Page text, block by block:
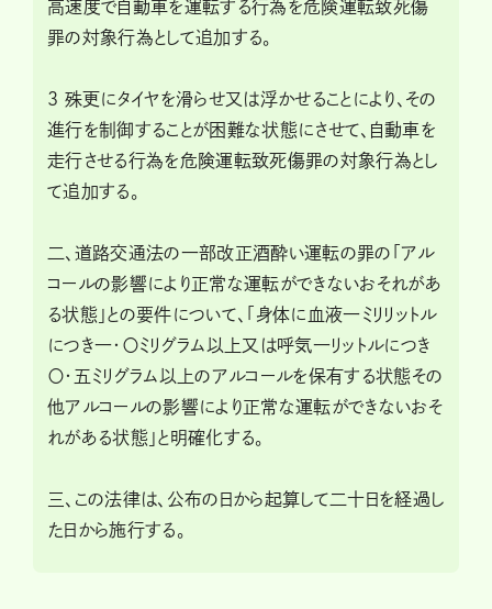
高速度で自動車を運転する行為を危険運転致死傷
罪の対象行為として追加する。
３ 殊更にタイヤを滑らせ又は浮かせることにより、その
進行を制御することが困難な状態にさせて、自動車を
走行させる行為を危険運転致死傷罪の対象行為とし
て追加する。
二、道路交通法の一部改正酒酔い運転の罪の「アル
コールの影響により正常な運転ができないおそれがあ
る状態」との要件について、「身体に血液一ミリリットル
につき一・〇ミリグラム以上又は呼気一リットルにつき
〇・五ミリグラム以上のアルコールを保有する状態その
他アルコールの影響により正常な運転ができないおそ
れがある状態」と明確化する。
三、この法律は、公布の日から起算して二十日を経過し
た日から施行する。